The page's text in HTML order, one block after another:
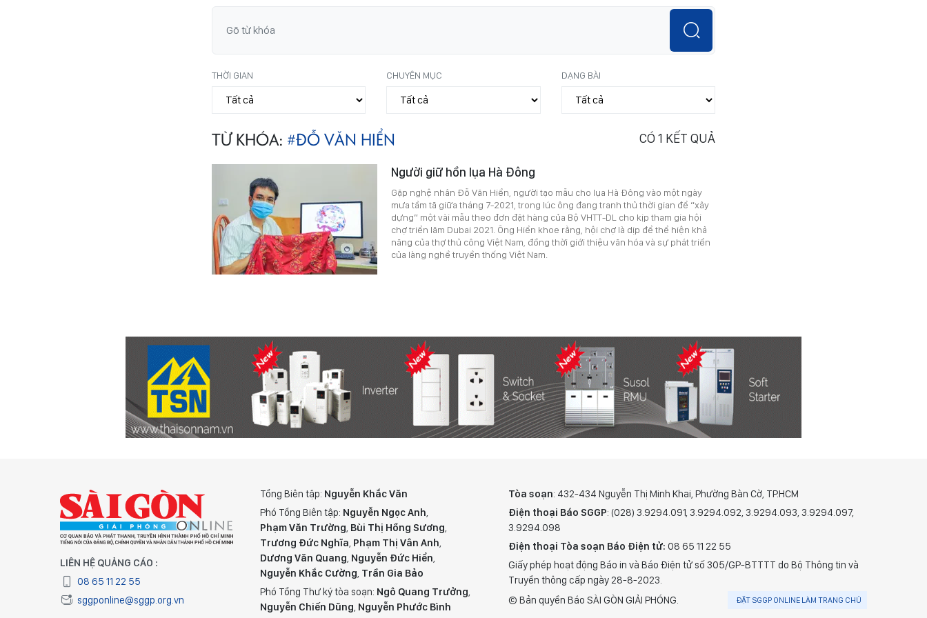
THỜI GIAN CHUYÊN MỤC DẠNG BÀI
TỪ KHÓA: #ĐỖ VĂN HIỂN CÓ 1 KẾT QUẢ
Người giữ hồn lụa Hà Đông
Gặp nghệ nhân Đỗ Văn Hiển, người tạo mẫu cho lụa Hà Đông vào một ngày
mưa tầm tã giữa tháng 7-2021, trong lúc ông đang tranh thủ thời gian để “xây
dựng” một vài mẫu theo đơn đặt hàng của Bộ VHTT-DL cho kịp tham gia hội
chợ triển lãm Dubai 2021. Ông Hiển khoe rằng, hội chợ là dịp để thể hiện khả
năng của thợ thủ công Việt Nam, đồng thời giới thiệu văn hóa và sự phát triển
của làng nghề truyền thống Việt Nam.
LIÊN HỆ QUẢNG CÁO :
08 65 11 22 55
sggponline@sggp.org.vn
Tổng Biên tập: Nguyễn Khắc Văn
Phó Tổng Biên tập: Nguyễn Ngọc Anh,
Phạm Văn Trường, Bùi Thị Hồng Sương,
Trương Đức Nghĩa, Phạm Thị Vân Anh,
Dương Văn Quang, Nguyễn Đức Hiển,
Nguyễn Khắc Cường, Trần Gia Bảo
Phó Tổng Thư ký tòa soạn: Ngô Quang Trưởng,
Nguyễn Chiến Dũng, Nguyễn Phước Bình
Tòa soạn: 432-434 Nguyễn Thị Minh Khai, Phường Bàn Cờ, TP.HCM
Điện thoại Báo SGGP: (028) 3.9294.091, 3.9294.092, 3.9294.093, 3.9294.097,
3.9294.098
Điện thoại Tòa soạn Báo Điện tử: 08 65 11 22 55
Giấy phép hoạt động Báo in và Báo Điện tử số 305/GP-BTTTT do Bộ Thông tin và
Truyền thông cấp ngày 28-8-2023.
© Bản quyền Báo SÀI GÒN GIẢI PHÓNG.
ĐẶT SGGP ONLINE LÀM TRANG CHỦ